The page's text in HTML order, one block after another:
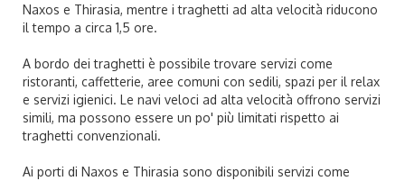
Naxos e Thirasia, mentre i traghetti ad alta velocità riducono
il tempo a circa 1,5 ore.
A bordo dei traghetti è possibile trovare servizi come
ristoranti, caffetterie, aree comuni con sedili, spazi per il relax
e servizi igienici. Le navi veloci ad alta velocità offrono servizi
simili, ma possono essere un po' più limitati rispetto ai
traghetti convenzionali.
Ai porti di Naxos e Thirasia sono disponibili servizi come